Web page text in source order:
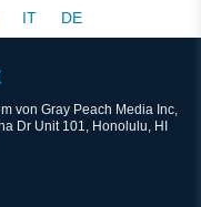
IT DE
von Gray Peach Media Inc,
Dr Unit 101, Honolulu, HI